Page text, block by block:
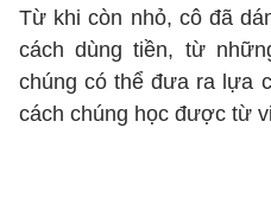
Từ khi còn nhỏ, cô đã
cách dùng tiền, từ
chúng có thể đưa ra lựa
cách chúng học được từ